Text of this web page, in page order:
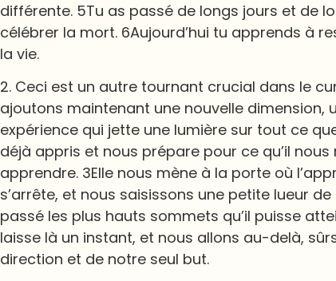
différente. 5Tu as passé de longs jours et de
célébrer la mort. 6Aujourd’hui tu apprends à
la vie.
2. Ceci est un autre tournant crucial dans le
ajoutons maintenant une nouvelle dimension,
expérience qui jette une lumière sur tout ce
déjà appris et nous prépare pour ce qu’il nous
apprendre. 3Elle nous mène à la porte où
s’arrête, et nous saisissons une petite lueur
passé les plus hauts sommets qu’il puisse
laisse là un instant, et nous allons au-delà,
direction et de notre seul but.